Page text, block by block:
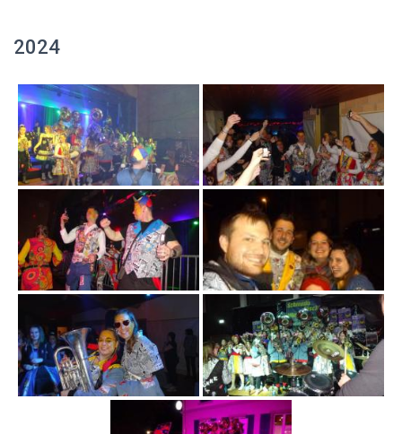
2024